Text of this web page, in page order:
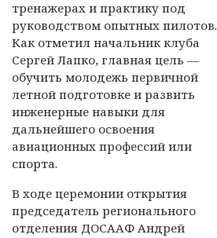
тренажерах и практику под
руководством опытных пилотов.
Как отметил начальник клуба
Сергей Лапко, главная цель —
обучить молодежь первичной
летной подготовке и развить
инженерные навыки для
дальнейшего освоения
авиационных профессий или
спорта.
В ходе церемонии открытия
председатель регионального
отделения ДОСААФ Андрей